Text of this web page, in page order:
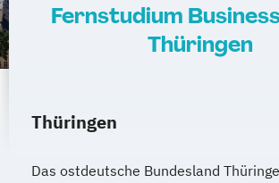
Fernstudium
Thüringen
Thüringen
Das ostdeutsche Bundesland